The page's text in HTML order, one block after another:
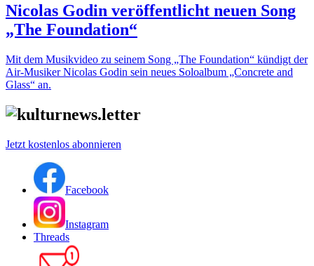
Nicolas Godin veröffentlicht neuen Song
„The Foundation“
Mit dem Musikvideo zu seinem Song „The Foundation“ kündigt der
Air-Musiker Nicolas Godin sein neues Soloalbum „Concrete and
Glass“ an.
Jetzt kostenlos abonnieren
Facebook
Instagram
Threads